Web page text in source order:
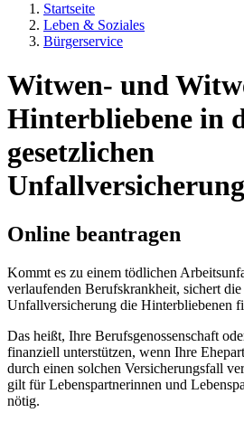
Startseite
Leben & Soziales
Bürgerservice
Witwen- und
Hinterbliebene in
gesetzlichen
Online beantragen
Kommt es zu einem tödlichen
verlaufenden Berufskrankheit, sichert die
Unfallversicherung die Hinterbliebenen
Das heißt, Ihre Berufsgenossenschaft
finanziell unterstützen, wenn Ihre
durch einen solchen Versicherungsfall
gilt für Lebenspartnerinnen und
nötig.